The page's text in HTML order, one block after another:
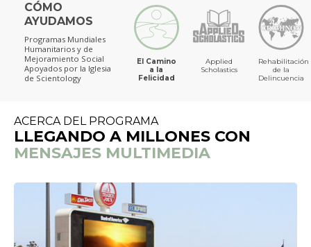
CÓMO
AYUDAMOS
Programas Mundiales
Humanitarios y de
Mejoramiento Social
Apoyados por la Iglesia
de Scientology
El Camino
a la
Felicidad
Applied
Scholastics
Rehabilitación
de la
Delincuencia
ACERCA DEL PROGRAMA
LLEGANDO A MILLONES CON
MENSAJES MULTIMEDIA